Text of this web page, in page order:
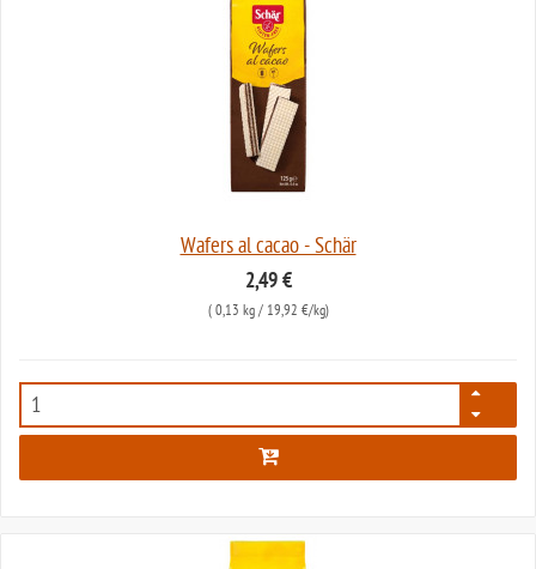
Wafers al cacao - Schär
2,49 €
( 0,13 kg/ 19,92 €/kg)
85